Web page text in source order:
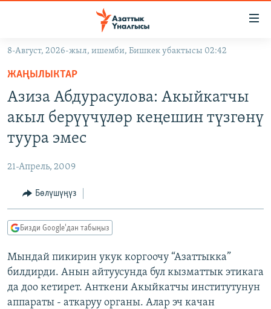
Навигацияга
өтүңүз
Издөөгө
салыңыз
КЫРГЫЗСТАН
КЫРГЫЗСТАН
МАДАНИЯТ
ТВ ПРОГРАММАЛАР
БҮГҮН АЗАТТЫКТА
ДАНИСТЕ
АЗАТТЫК+
ПОДКАСТ
ОНЛАЙН ШЕРИНЕ
8-Август, 2026-жыл, ишемби, Бишкек убактысы 02:42
ЖАҢЫЛЫКТАР
Азиза Абдурасулова: Акыйкатчы
акыл берүүчүлөр кеңешин түзгөнү
туура эмес
21-Апрель, 2009
Бөлүшүңүз
Бизди Google'дан табыңыз
Мындай пикирин укук коргоочу “Азаттыкка”
билдирди. Анын айтуусунда бул кызматтык этикага
да доо кетирет. Анткени Акыйкатчы институтунун
аппараты - аткаруу органы. Алар эч качан